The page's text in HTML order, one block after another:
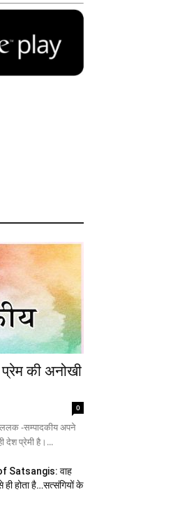
की अनोखी
0
ललक -सम्पादकीय अपने
देश प्रेमी है।...
Satsangis: वाह
होता है…सत्संगियों के